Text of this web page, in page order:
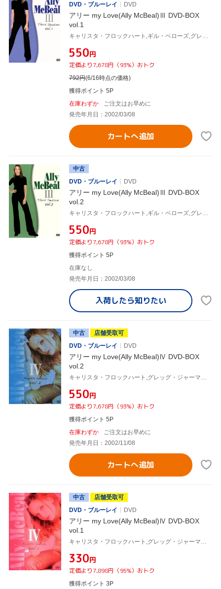
DVD・ブルーレイ
DVD
アリー my Love(Ally McBeal)Ⅲ DVD-BOX
vol.1
¥550円
定価より7,678円（93%）おトク
792円(6/16時点の価格)
獲得ポイント 5P
在庫わずか
ご注文はお早めに
発売年月日：2002/03/08
カートへ追加
中古
DVD・ブルーレイ
DVD
アリー my Love(Ally McBeal)Ⅲ DVD-BOX
vol.2
¥550円
定価より7,678円（93%）おトク
獲得ポイント 5P
在庫なし
発売年月日：2002/03/08
入荷したら知りたい
中古
店舗受取可
DVD・ブルーレイ
DVD
アリー my Love(Ally McBeal)Ⅳ DVD-BOX
vol.2
¥550円
定価より7,678円（93%）おトク
獲得ポイント 5P
在庫わずか
ご注文はお早めに
発売年月日：2002/11/08
カートへ追加
中古
店舗受取可
DVD・ブルーレイ
DVD
アリー my Love(Ally McBeal)Ⅳ DVD-BOX
vol.1
¥330円
定価より7,898円（95%）おトク
獲得ポイント 3P